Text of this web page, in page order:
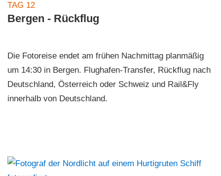
TAG 12
Bergen - Rückflug
Die Fotoreise endet am frühen Nachmittag planmäßig
um 14:30 in Bergen. Flughafen-Transfer, Rückflug nach
Deutschland, Österreich oder Schweiz und Rail&Fly
innerhalb von Deutschland.